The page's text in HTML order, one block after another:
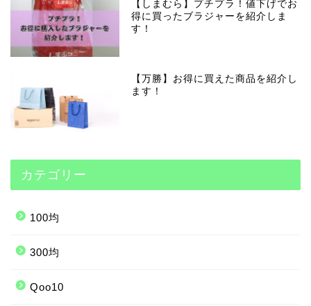
【しまむら】プチプラ！値下げでお
得に買ったブラジャーを紹介しま
す！
【万勝】お得に買えた商品を紹介し
ます！
カテゴリー
100均
300均
Qoo10